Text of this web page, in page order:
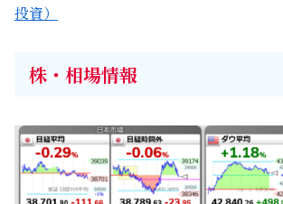
投資）
株・相場情報